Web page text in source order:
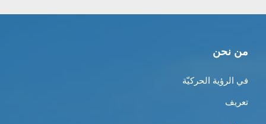
من نحن
في الرؤية الحركيّة
تعريف